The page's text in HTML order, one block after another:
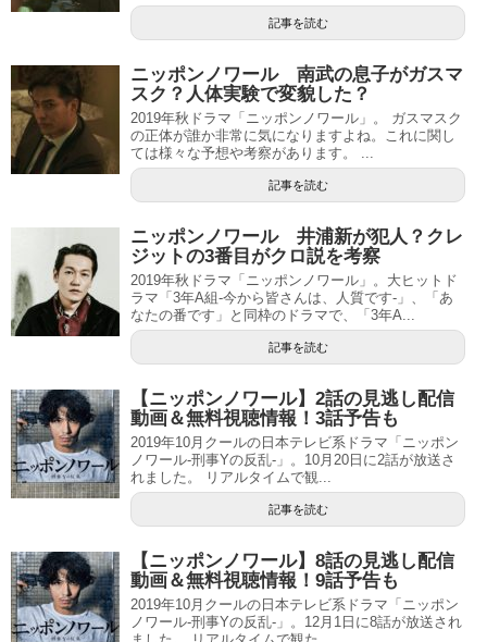
記事を読む
ニッポンノワール 南武の息子がガスマ
スク？人体実験で変貌した？
2019年秋ドラマ「ニッポンノワール」。 ガスマスク
の正体が誰か非常に気になりますよね。これに関し
ては様々な予想や考察があります。 ...
記事を読む
ニッポンノワール 井浦新が犯人？クレ
ジットの3番目がクロ説を考察
2019年秋ドラマ「ニッポンノワール」。大ヒットド
ラマ「3年A組-今から皆さんは、人質です-」、「あ
なたの番です」と同枠のドラマで、「3年A...
記事を読む
【ニッポンノワール】2話の見逃し配信
動画＆無料視聴情報！3話予告も
2019年10月クールの日本テレビ系ドラマ「ニッポン
ノワール-刑事Yの反乱-」。10月20日に2話が放送さ
れました。 リアルタイムで観...
記事を読む
【ニッポンノワール】8話の見逃し配信
動画＆無料視聴情報！9話予告も
2019年10月クールの日本テレビ系ドラマ「ニッポン
ノワール-刑事Yの反乱-」。12月1日に8話が放送され